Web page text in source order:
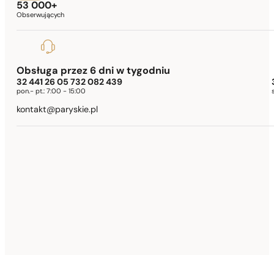
53 000+
Obserwujących
Obsługa przez 6 dni w tygodniu
32 441 26 05 732 082 439
pon.- pt.: 7:00 - 15:00
kontakt@paryskie.pl